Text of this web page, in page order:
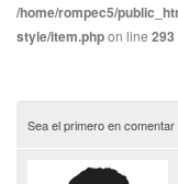
/home/rompec5/
style/item.phpon line 293
Sea el primero en comentar